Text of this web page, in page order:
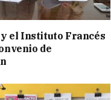
el Instituto Francés
de